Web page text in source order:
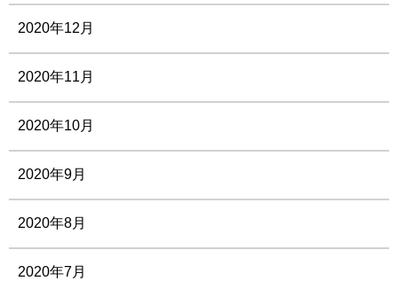
2020年12月
2020年11月
2020年10月
2020年9月
2020年8月
2020年7月